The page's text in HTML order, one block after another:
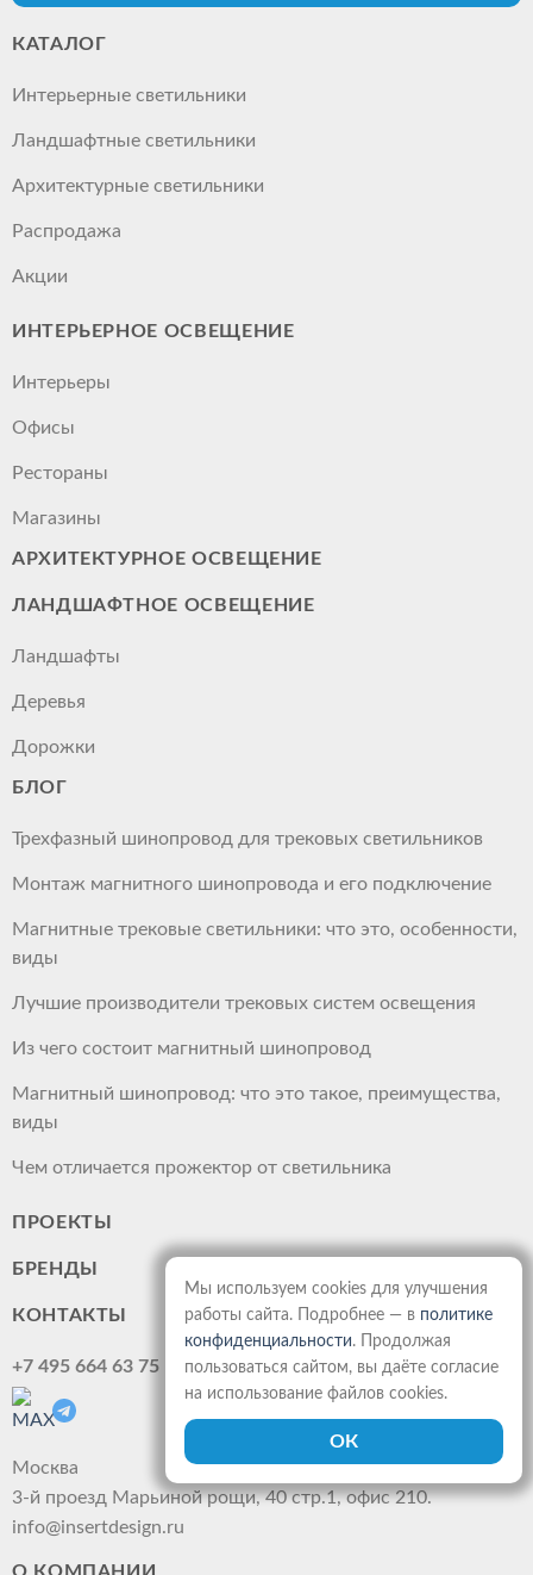
КАТАЛОГ
Интерьерные светильники
Ландшафтные светильники
Архитектурные светильники
Распродажа
Акции
ИНТЕРЬЕРНОЕ ОСВЕЩЕНИЕ
Интерьеры
Офисы
Рестораны
Магазины
АРХИТЕКТУРНОЕ ОСВЕЩЕНИЕ
ЛАНДШАФТНОЕ ОСВЕЩЕНИЕ
Ландшафты
Деревья
Дорожки
БЛОГ
Трехфазный шинопровод для трековых светильников
Монтаж магнитного шинопровода и его подключение
Магнитные трековые светильники: что это, особенности,
виды
Лучшие производители трековых систем освещения
Из чего состоит магнитный шинопровод
Магнитный шинопровод: что это такое, преимущества,
виды
Чем отличается прожектор от светильника
ПРОЕКТЫ
БРЕНДЫ
КОНТАКТЫ
+7 495 664 63 75
Москва
3-й проезд Марьиной рощи, 40 стр.1, офис 210.
info@insertdesign.ru
Мы используем cookies для улучшения
работы сайта. Подробнее — в политике
конфиденциальности. Продолжая
пользоваться сайтом, вы даёте согласие
на использование файлов cookies.